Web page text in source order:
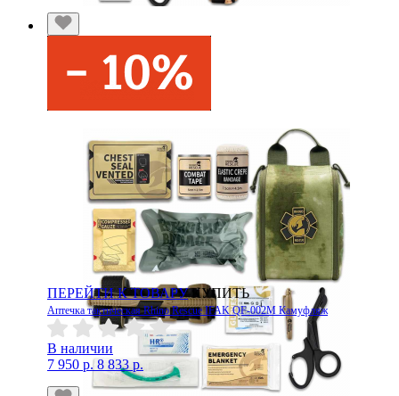
ПЕРЕЙТИ К ТОВАРУ КУПИТЬ
Аптечка тактическая Rhino Rescue IFAK QF-002M Камуфляж
В наличии
7 950 р. 8 833 р.